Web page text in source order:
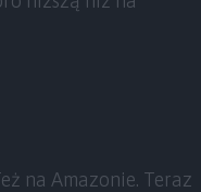
na Amazonie. Teraz